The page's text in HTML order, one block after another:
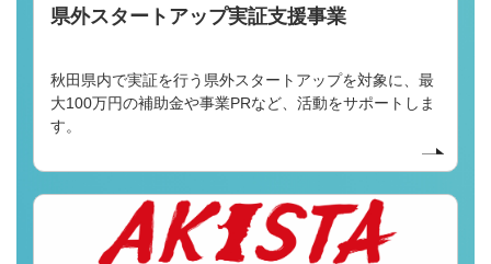
県外スタートアップ実証⽀援事業
秋⽥県内で実証を⾏う県外スタートアップを対象に、最
⼤100万円の補助⾦や事業PRなど、活動をサポートしま
す。